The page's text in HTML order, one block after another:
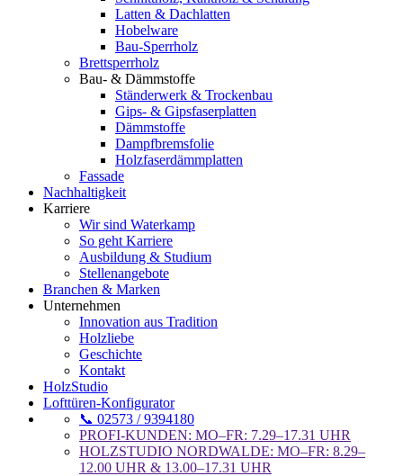
Latten & Dachlatten
Hobelware
Bau-Sperrholz
Brettsperrholz
Bau- & Dämmstoffe
Ständerwerk & Trockenbau
Gips- & Gipsfaserplatten
Dämmstoffe
Dampfbremsfolie
Holzfaserdämmplatten
Fassade
Nachhaltigkeit
Karriere
Wir sind Waterkamp
So geht Karriere
Ausbildung & Studium
Stellenangebote
Branchen & Marken
Unternehmen
Innovation aus Tradition
Holzliebe
Geschichte
Kontakt
HolzStudio
Lofttüren-Konfigurator
📞 02573 / 9394180
PROFI-KUNDEN: MO–FR: 7.29–17.31 UHR
HOLZSTUDIO NORDWALDE: MO–FR: 8.29–
12.00 UHR & 13.00–17.31 UHR